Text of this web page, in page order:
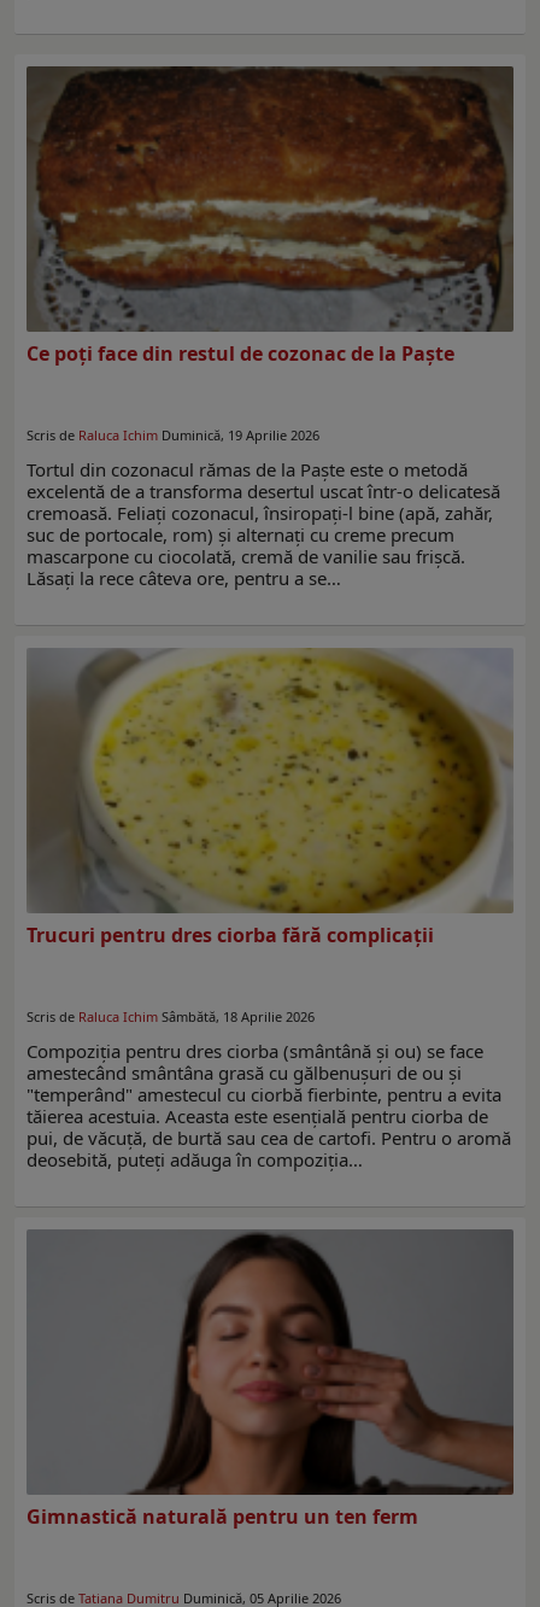
Ce poți face din restul de cozonac de la Paște
Scris de Raluca Ichim Duminică, 19 Aprilie 2026
Tortul din cozonacul rămas de la Paște este o metodă
excelentă de a transforma desertul uscat într-o delicatesă
cremoasă. Feliați cozonacul, însiropați-l bine (apă, zahăr,
suc de portocale, rom) și alternați cu creme precum
mascarpone cu ciocolată, cremă de vanilie sau frișcă.
Lăsați la rece câteva ore, pentru a se…
Trucuri pentru dres ciorba fără complicații
Scris de Raluca Ichim Sâmbătă, 18 Aprilie 2026
Compoziția pentru dres ciorba (smântână și ou) se face
amestecând smântâna grasă cu gălbenușuri de ou și
"temperând" amestecul cu ciorbă fierbinte, pentru a evita
tăierea acestuia. Aceasta este esențială pentru ciorba de
pui, de văcuță, de burtă sau cea de cartofi. Pentru o aromă
deosebită, puteți adăuga în compoziția…
Gimnastică naturală pentru un ten ferm
Scris de Tatiana Dumitru Duminică, 05 Aprilie 2026